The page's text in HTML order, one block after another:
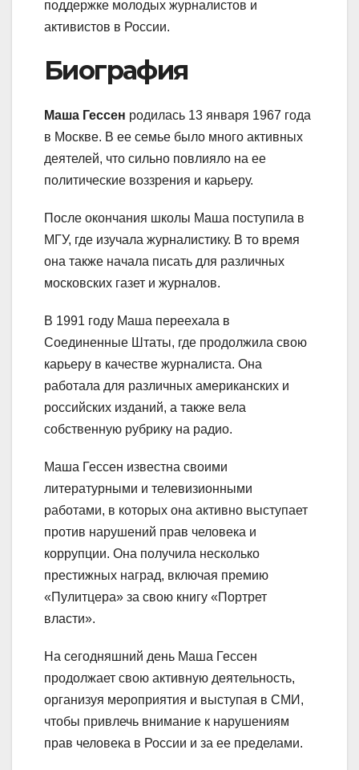
поддержке молодых журналистов и
активистов в России.
Биография
Маша Гессен родилась 13 января 1967 года
в Москве. В ее семье было много активных
деятелей, что сильно повлияло на ее
политические воззрения и карьеру.
После окончания школы Маша поступила в
МГУ, где изучала журналистику. В то время
она также начала писать для различных
московских газет и журналов.
В 1991 году Маша переехала в
Соединенные Штаты, где продолжила свою
карьеру в качестве журналиста. Она
работала для различных американских и
российских изданий, а также вела
собственную рубрику на радио.
Маша Гессен известна своими
литературными и телевизионными
работами, в которых она активно выступает
против нарушений прав человека и
коррупции. Она получила несколько
престижных наград, включая премию
«Пулитцера» за свою книгу «Портрет
власти».
На сегодняшний день Маша Гессен
продолжает свою активную деятельность,
организуя мероприятия и выступая в СМИ,
чтобы привлечь внимание к нарушениям
прав человека в России и за ее пределами.